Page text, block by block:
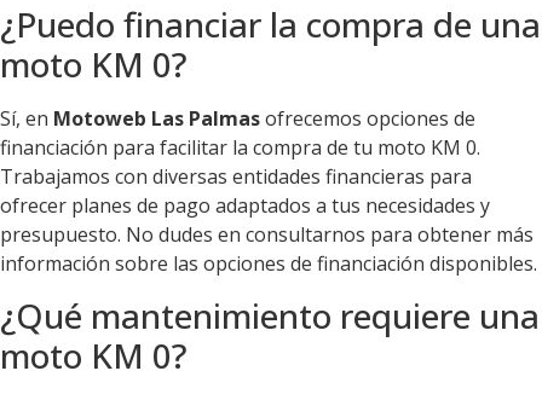
¿Puedo financiar la compra de una
moto KM 0?
Sí, en Motoweb Las Palmasofrecemos opciones de
financiación para facilitar la compra de tu moto KM 0.
Trabajamos con diversas entidades financieras para
ofrecer planes de pago adaptados a tus necesidades y
presupuesto. No dudes en consultarnos para obtener más
información sobre las opciones de financiación disponibles.
¿Qué mantenimiento requiere una
moto KM 0?